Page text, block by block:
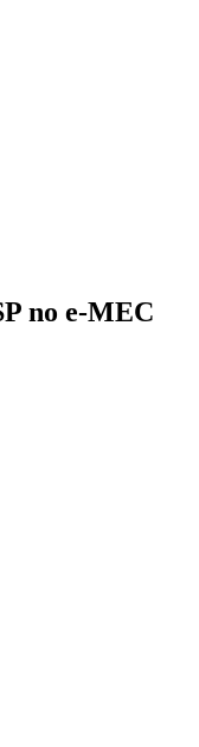
no e-MEC